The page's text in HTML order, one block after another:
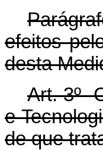
efeitos
desta
Art. 3º
e
de que